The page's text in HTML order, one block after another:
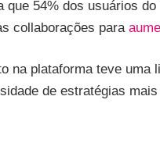
que 54% dos usuários
collaborações para
na plataforma teve
de estratégias